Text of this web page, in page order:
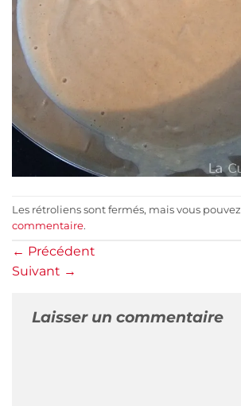
Les rétroliens sont fermés, mais vous pouvez
commentaire.
← Précédent
Suivant →
Laisser un commentaire